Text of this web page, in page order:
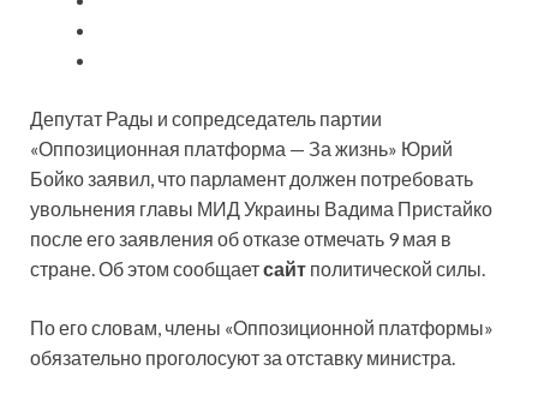
Депутат Рады и сопредседатель партии
«Оппозиционная платформа — За жизнь» Юрий
Бойко заявил, что парламент должен потребовать
увольнения главы МИД Украины Вадима Пристайко
после его заявления об отказе отмечать 9 мая в
стране. Об этом сообщаетсайт политической силы.
По его словам, члены «Оппозиционной платформы»
обязательно проголосуют за отставку министра.